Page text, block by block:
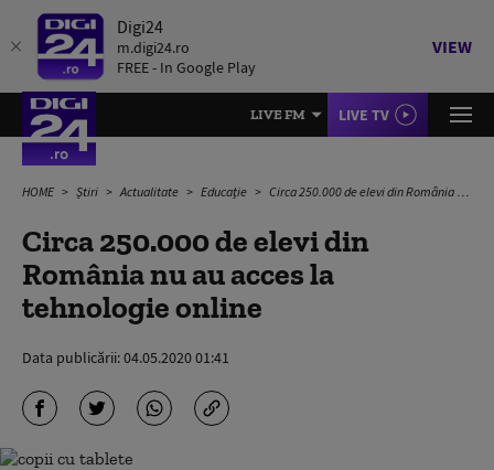
Digi24
m.digi24.ro
FREE - In Google Play
VIEW
LIVE FM LIVE TV
HOME Știri Actualitate Educație Circa 250.000 de elevi din România nu au acces la tehnologie online
Circa 250.000 de elevi din
România nu au acces la
tehnologie online
Data publicării:04.05.2020 01:41